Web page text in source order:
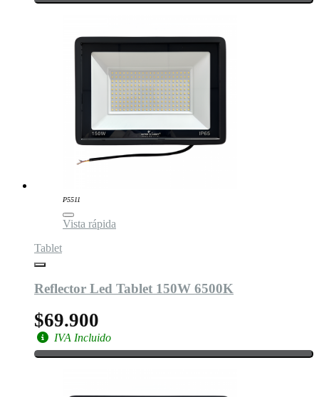
P5511
Vista rápida
Tablet
Reflector Led Tablet 150W 6500K
$69.900
IVA Incluido